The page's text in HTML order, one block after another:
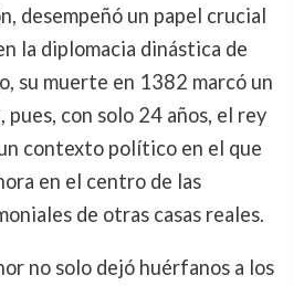
desempeñó un papel crucial
la diplomacia dinástica de
su muerte en 1382 marcó un
con solo 24 años, el rey
contexto político en el que
en el centro de las
de otras casas reales.
no solo dejó huérfanos a los